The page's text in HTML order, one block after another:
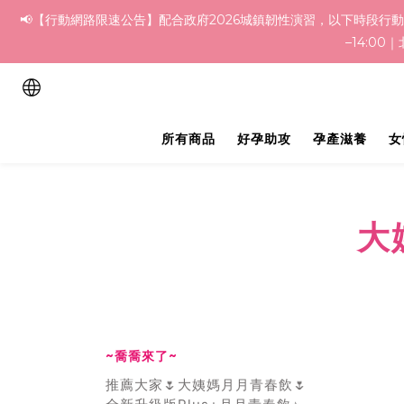
📢【行動網路限速公告】配合政府2026城鎮韌性演習，以下時段
–14:00｜
所有商品 好孕助攻 孕產滋養
大
~喬喬來了~
推薦大家🌷大姨媽月月青春飲🌷